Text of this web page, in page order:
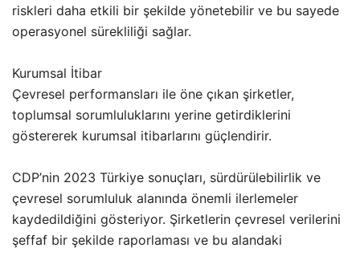
riskleri daha etkili bir şekilde yönetebilir ve bu sayede
operasyonel sürekliliği sağlar.
Kurumsal İtibar
Çevresel performansları ile öne çıkan şirketler,
toplumsal sorumluluklarını yerine getirdiklerini
göstererek kurumsal itibarlarını güçlendirir.
CDP’nin 2023 Türkiye sonuçları, sürdürülebilirlik ve
çevresel sorumluluk alanında önemli ilerlemeler
kaydedildiğini gösteriyor. Şirketlerin çevresel verilerini
şeffaf bir şekilde raporlaması ve bu alandaki